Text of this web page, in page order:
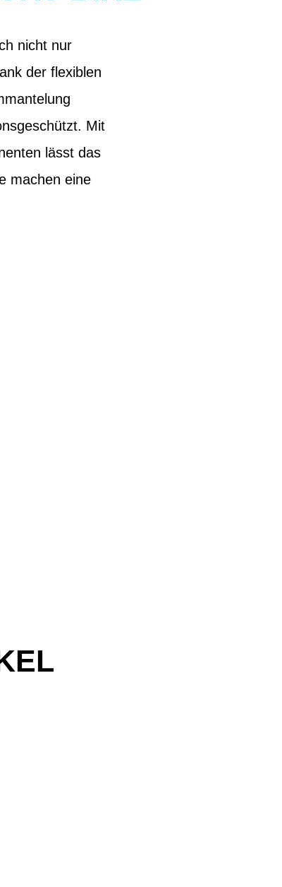
nicht nur
der flexiblen
Mit
lässt das
machen eine